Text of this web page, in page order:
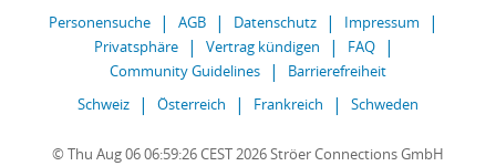
Personensuche AGB Datenschutz
Impressum
Privatsphäre
Vertrag kündigen
FAQ
Community Guidelines
Barrierefreiheit
Schweiz
Österreich Frankreich Schweden
© Thu Aug 06 06:59:26 CEST 2026 Ströer Connections GmbH